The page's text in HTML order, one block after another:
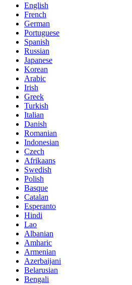
English
French
German
Portuguese
Spanish
Russian
Japanese
Korean
Arabic
Irish
Greek
Turkish
Italian
Danish
Romanian
Indonesian
Czech
Afrikaans
Swedish
Polish
Basque
Catalan
Esperanto
Hindi
Lao
Albanian
Amharic
Armenian
Azerbaijani
Belarusian
Bengali